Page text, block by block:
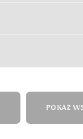
POKAŻ